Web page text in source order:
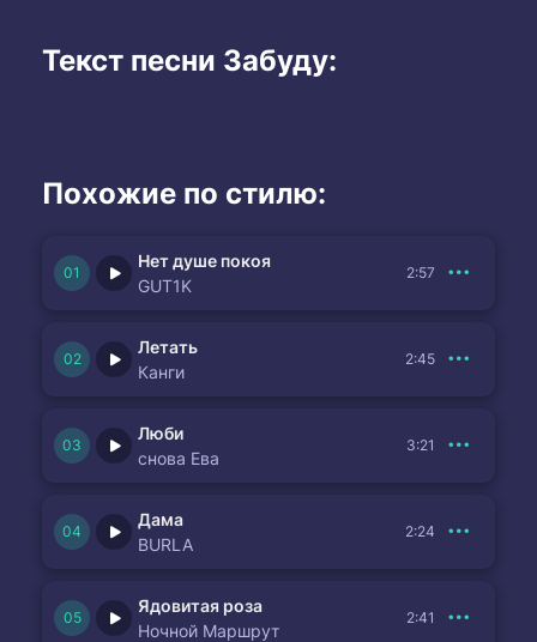
Текст песни Забуду:
Похожие по стилю:
Нет душе покоя
GUT1K
2:57
Летать
Канги
2:45
Люби
снова Ева
3:21
Дама
BURLA
2:24
Ядовитая роза
Ночной Маршрут
2:41